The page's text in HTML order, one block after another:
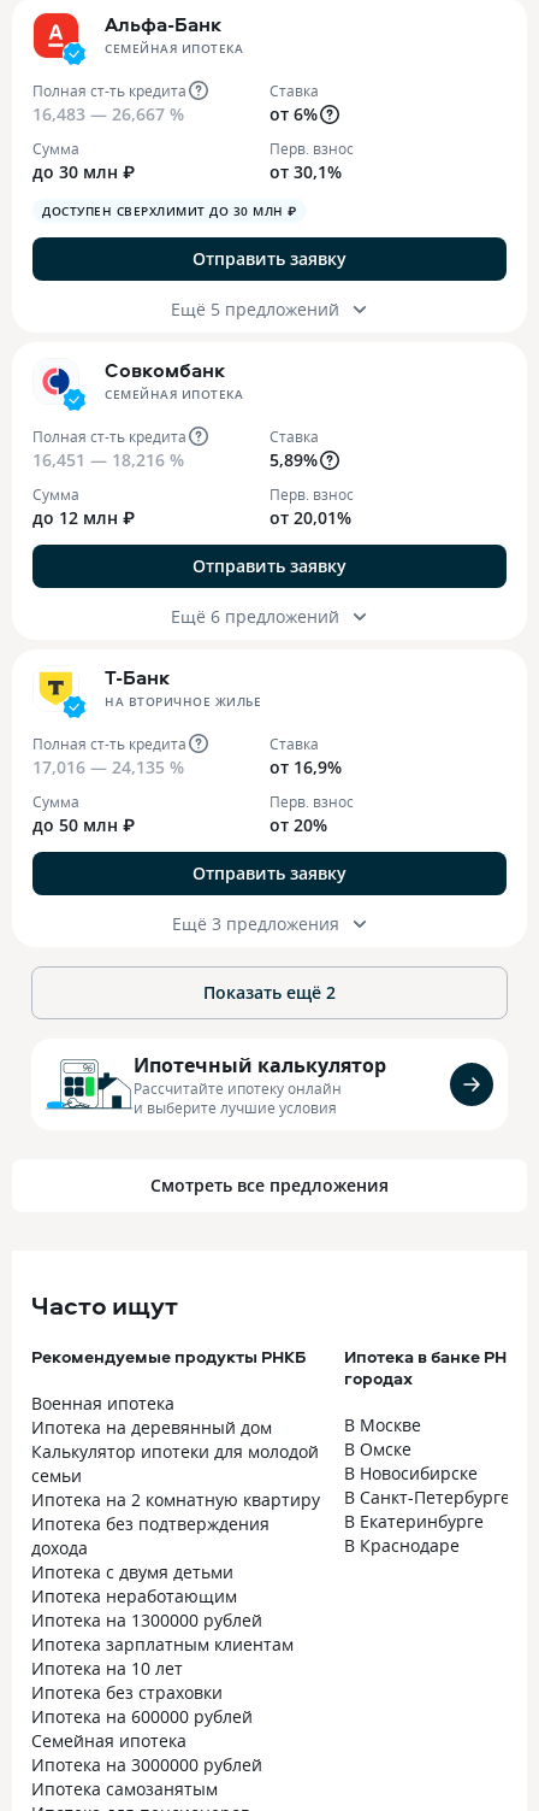
Альфа-Банк
СЕМЕЙНАЯ ИПОТЕКА
Полная ст-ть кредита
16,483 — 26,667 %
Ставка
от 6%
Сумма
до 30 млн ₽
Перв. взнос
от 30,1%
ДОСТУПЕН СВЕРХЛИМИТ ДО 30 МЛН ₽
Отправить заявку
Ещё 5 предложений
Совкомбанк
СЕМЕЙНАЯ ИПОТЕКА
Полная ст-ть кредита
16,451 — 18,216 %
Ставка
5,89%
Сумма
до 12 млн ₽
Перв. взнос
от 20,01%
Отправить заявку
Ещё 6 предложений
Т-Банк
НА ВТОРИЧНОЕ ЖИЛЬЕ
Полная ст-ть кредита
17,016 — 24,135 %
Ставка
от 16,9%
Сумма
до 50 млн ₽
Перв. взнос
от 20%
Отправить заявку
Ещё 3 предложения
Показать ещё 2
Ипотечный калькулятор
Рассчитайте ипотеку онлайн
и выберите лучшие условия
Смотреть все предложения
Часто ищут
Рекомендуемые продукты РНКБ
Военная ипотека
Ипотека на деревянный дом
Калькулятор ипотеки для молодой
семьи
Ипотека на 2 комнатную квартиру
Ипотека без подтверждения
дохода
Ипотека с двумя детьми
Ипотека неработающим
Ипотека на 1300000 рублей
Ипотека зарплатным клиентам
Ипотека на 10 лет
Ипотека без страховки
Ипотека на 600000 рублей
Семейная ипотека
Ипотека на 3000000 рублей
Ипотека самозанятым
Ипотека в банке РНКБ
городах
В Москве
В Омске
В Новосибирске
В Санкт-Петербурге
В Екатеринбурге
В Краснодаре